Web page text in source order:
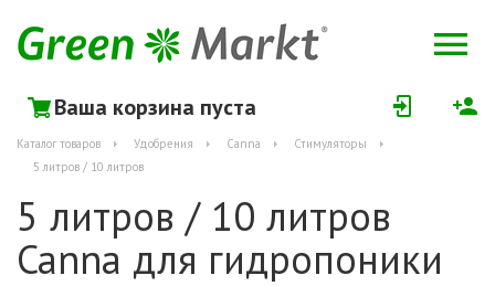
Ваша корзина пуста
Каталог товаров Удобрения Canna
Стимуляторы
5 литров / 10 литров
5 литров / 10 литров
Canna для гидропоники